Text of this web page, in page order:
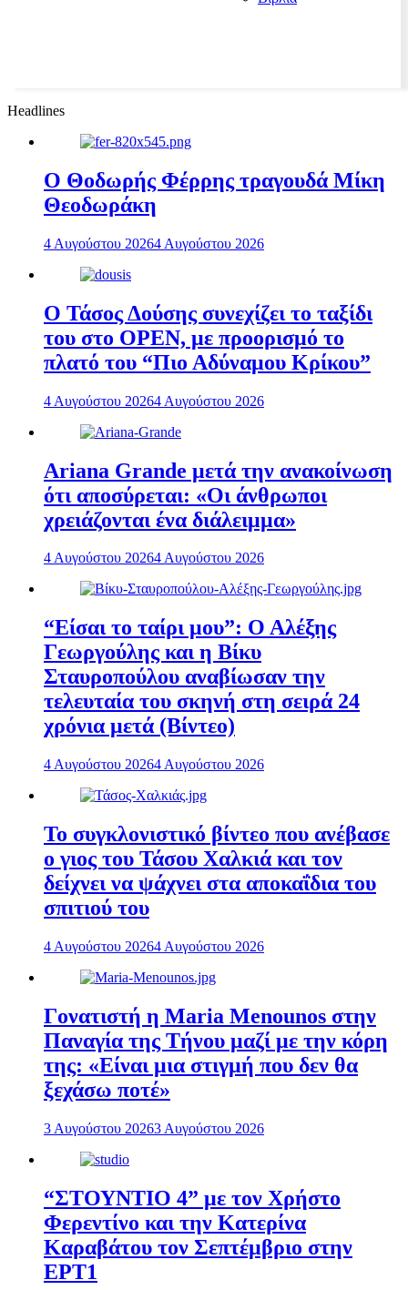
Headlines
Ο Θοδωρής Φέρρης τραγουδά Μίκη
Θεοδωράκη
4 Αυγούστου 20264 Αυγούστου 2026
Ο Τάσος Δούσης συνεχίζει το ταξίδι
του στο OPEN, με προορισμό το
πλατό του “Πιο Αδύναμου Κρίκου”
4 Αυγούστου 20264 Αυγούστου 2026
Ariana Grande μετά την ανακοίνωση
ότι αποσύρεται: «Οι άνθρωποι
χρειάζονται ένα διάλειμμα»
4 Αυγούστου 20264 Αυγούστου 2026
“Είσαι το ταίρι μου”: Ο Αλέξης
Γεωργούλης και η Βίκυ
Σταυροπούλου αναβίωσαν την
τελευταία του σκηνή στη σειρά 24
χρόνια μετά (Βίντεο)
4 Αυγούστου 20264 Αυγούστου 2026
To συγκλονιστικό βίντεο που ανέβασε
ο γιος του Τάσου Χαλκιά και τον
δείχνει να ψάχνει στα αποκαΐδια του
σπιτιού του
4 Αυγούστου 20264 Αυγούστου 2026
Γονατιστή η Maria Menounos στην
Παναγία της Τήνου μαζί με την κόρη
της: «Είναι μια στιγμή που δεν θα
ξεχάσω ποτέ»
3 Αυγούστου 20263 Αυγούστου 2026
“ΣΤΟΥΝΤΙΟ 4” με τον Χρήστο
Φερεντίνο και την Κατερίνα
Καραβάτου τον Σεπτέμβριο στην
ΕΡΤ1